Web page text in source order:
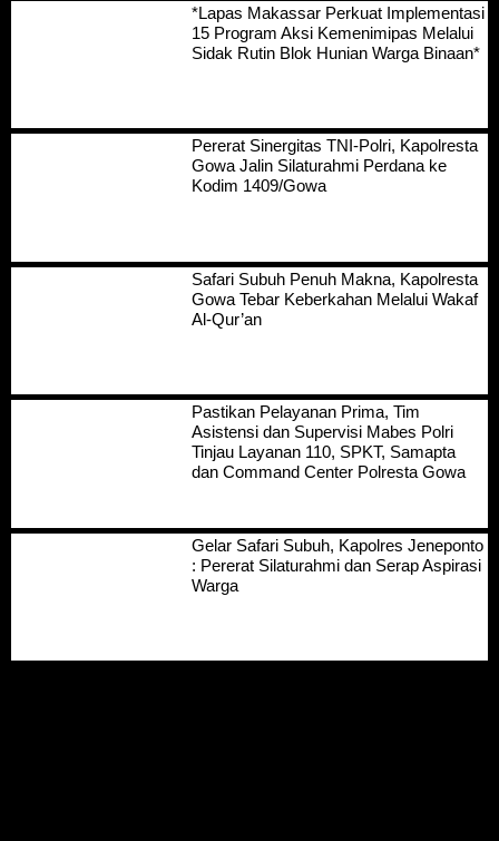
*Lapas Makassar Perkuat Implementasi
15 Program Aksi Kemenimipas Melalui
Sidak Rutin Blok Hunian Warga Binaan*
Pererat Sinergitas TNI-Polri, Kapolresta
Gowa Jalin Silaturahmi Perdana ke
Kodim 1409/Gowa
Safari Subuh Penuh Makna, Kapolresta
Gowa Tebar Keberkahan Melalui Wakaf
Al-Qur’an
Pastikan Pelayanan Prima, Tim
Asistensi dan Supervisi Mabes Polri
Tinjau Layanan 110, SPKT, Samapta
dan Command Center Polresta Gowa
Gelar Safari Subuh, Kapolres Jeneponto
: Pererat Silaturahmi dan Serap Aspirasi
Warga